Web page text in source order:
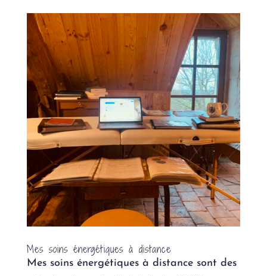
Mes soins énergétiques à distance
Mes soins énergétiques à distance sont des